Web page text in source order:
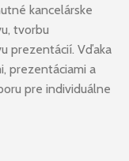
kancelárske
tvorbu
prezentácií. Vďaka
prezentáciami a
pre individuálne